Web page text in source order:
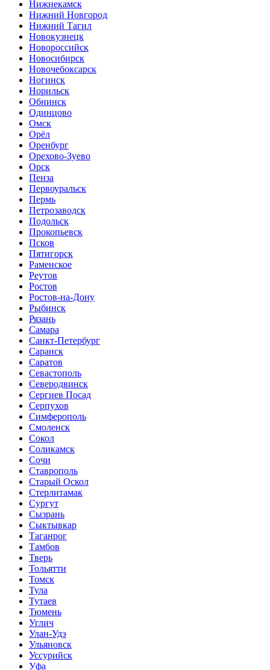
Нижнекамск
Нижний Новгород
Нижний Тагил
Новокузнецк
Новороссийск
Новосибирск
Новочебоксарск
Ногинск
Норильск
Обнинск
Одинцово
Омск
Орёл
Оренбург
Орехово-Зуево
Орск
Пенза
Первоуральск
Пермь
Петрозаводск
Подольск
Прокопьевск
Псков
Пятигорск
Раменское
Реутов
Ростов
Ростов-на-Дону
Рыбинск
Рязань
Самара
Санкт-Петербург
Саранск
Саратов
Севастополь
Северодвинск
Сергиев Посад
Серпухов
Симферополь
Смоленск
Сокол
Соликамск
Сочи
Ставрополь
Старый Оскол
Стерлитамак
Сургут
Сызрань
Сыктывкар
Таганрог
Тамбов
Тверь
Тольятти
Томск
Тула
Тутаев
Тюмень
Углич
Улан-Удэ
Ульяновск
Уссурийск
Уфа